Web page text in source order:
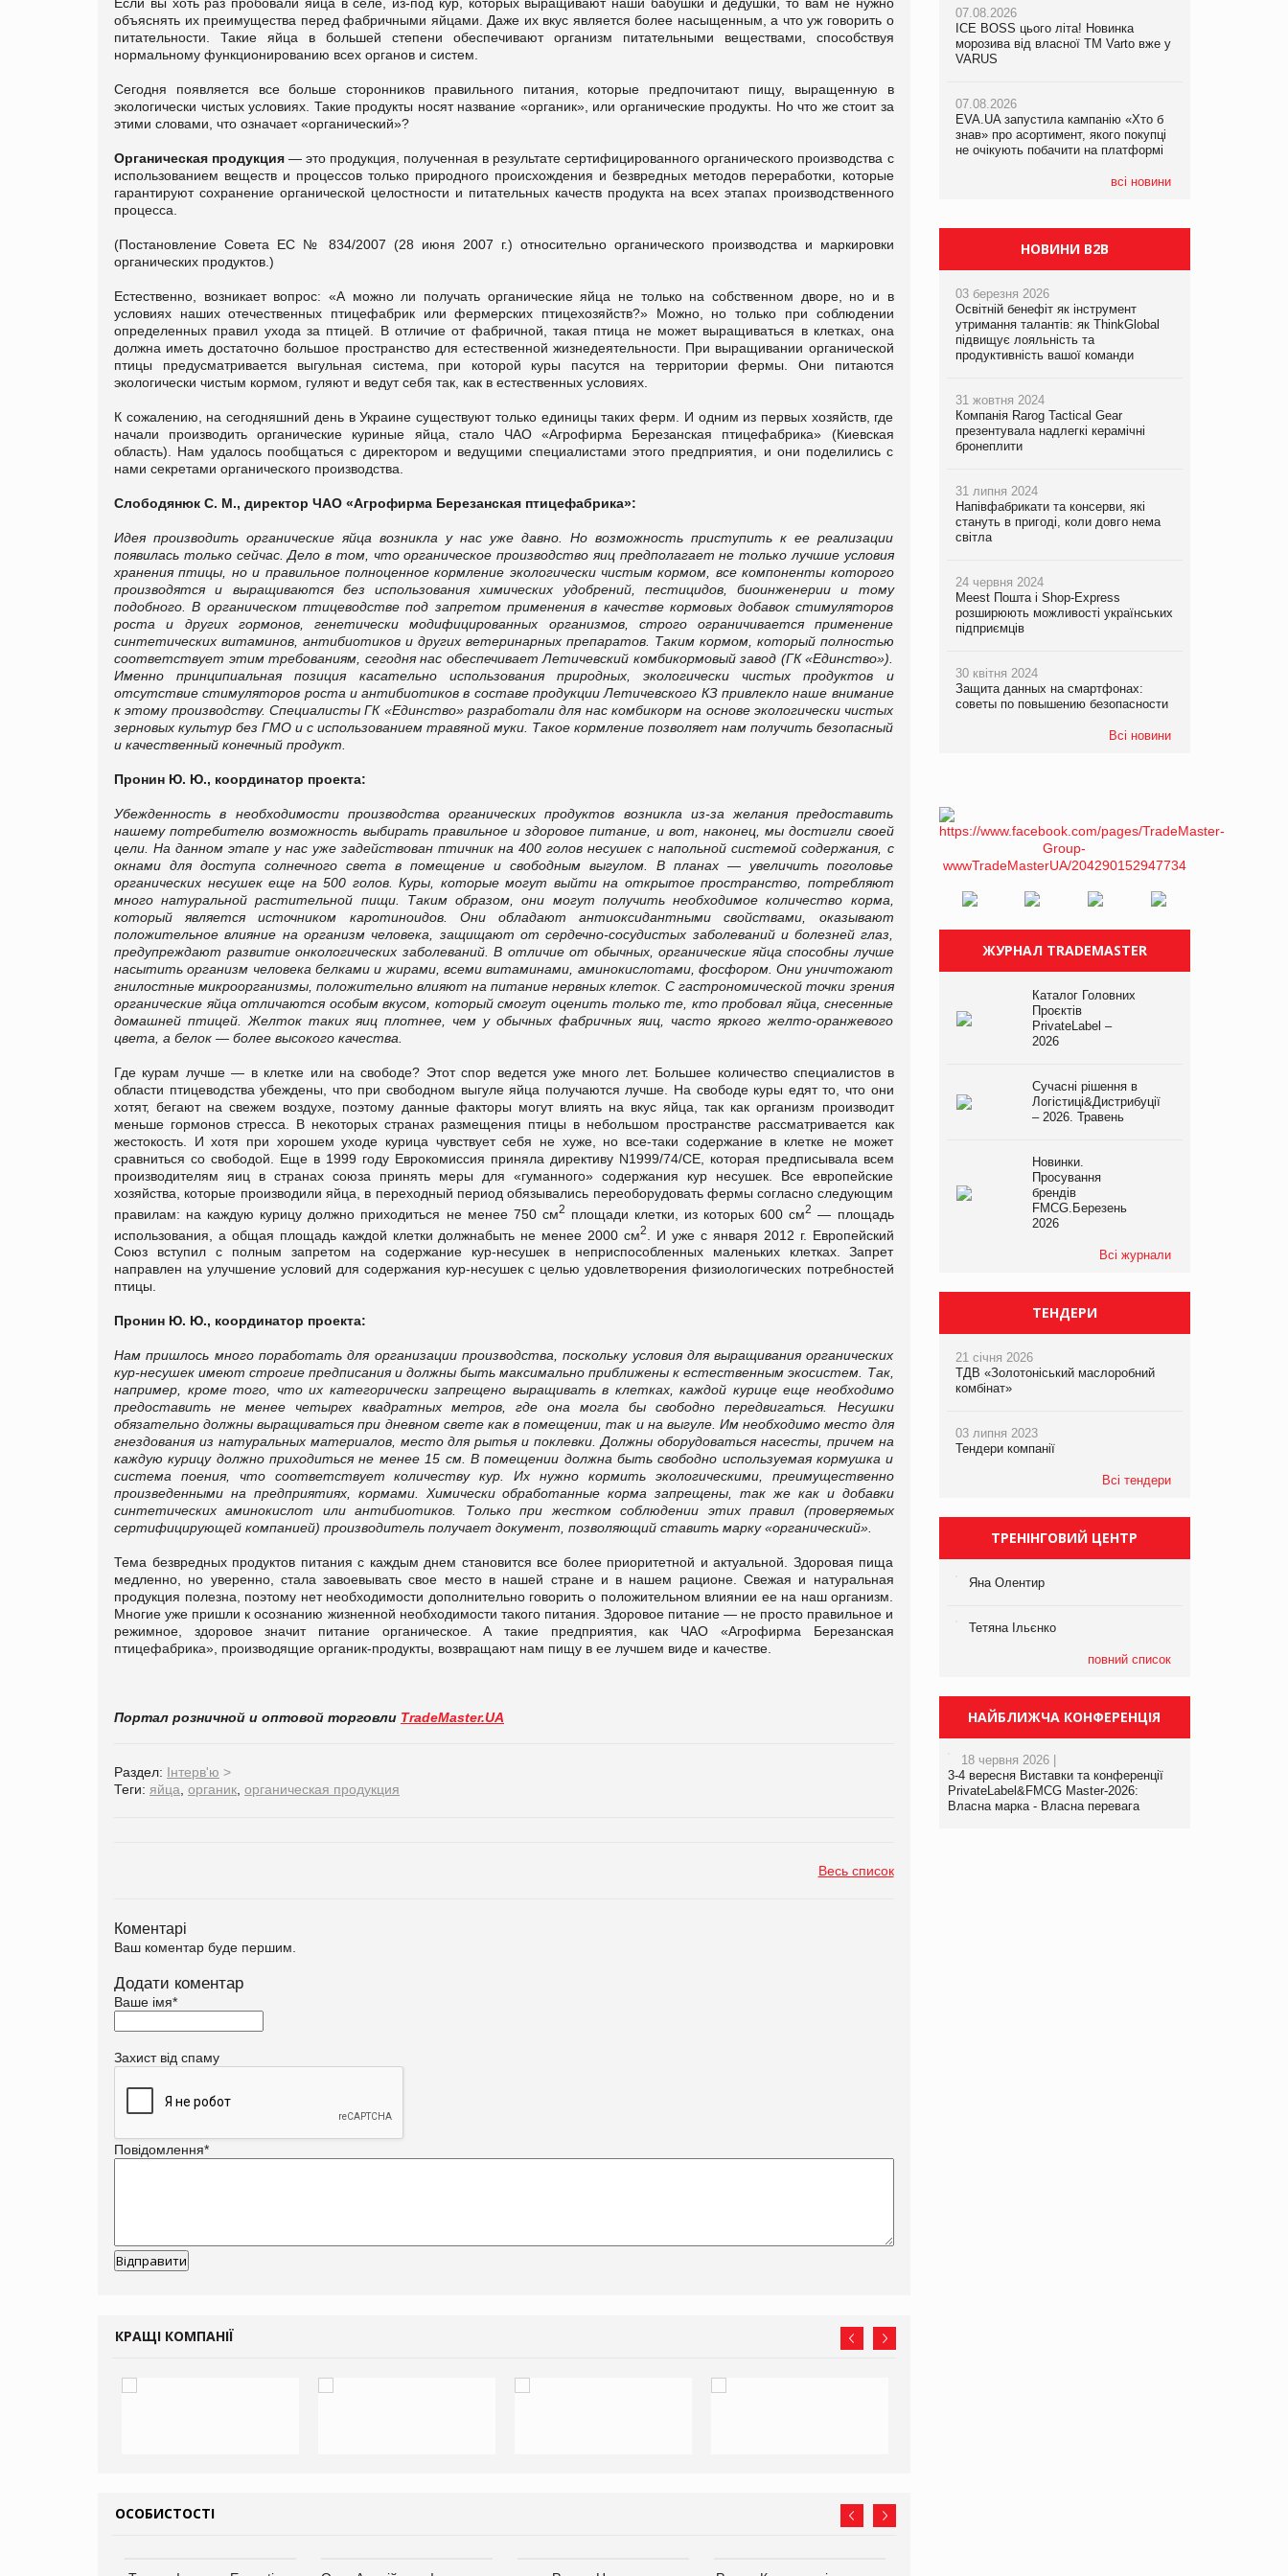
объяснять их преимущества перед фабричными яйцами. Даже их вкус является более насыщенным, а что уж говорить о
питательности. Такие яйца в большей степени обеспечивают организм питательными веществами, способствуя
нормальному функционированию всех органов и систем.
Сегодня появляется все больше сторонников правильного питания, которые предпочитают пищу, выращенную в
экологически чистых условиях. Такие продукты носят название «органик», или органические продукты. Но что же стоит за
этими словами, что означает «органический»?
Органическая продукция — это продукция, полученная в результате сертифицированного органического производства с
использованием веществ и процессов только природного происхождения и безвредных методов переработки, которые
гарантируют сохранение органической целостности и питательных качеств продукта на всех этапах производственного
процесса.
(Постановление Совета ЕС № 834/2007 (28 июня 2007 г.) относительно органического производства и маркировки
органических продуктов.)
Естественно, возникает вопрос: «А можно ли получать органические яйца не только на собственном дворе, но и в
условиях наших отечественных птицефабрик или фермерских птицехозяйств?» Можно, но только при соблюдении
определенных правил ухода за птицей. В отличие от фабричной, такая птица не может выращиваться в клетках, она
должна иметь достаточно большое пространство для естественной жизнедеятельности. При выращивании органической
птицы предусматривается выгульная система, при которой куры пасутся на территории фермы. Они питаются
экологически чистым кормом, гуляют и ведут себя так, как в естественных условиях.
К сожалению, на сегодняшний день в Украине существуют только единицы таких ферм. И одним из первых хозяйств, где
начали производить органические куриные яйца, стало ЧАО «Агрофирма Березанская птицефабрика» (Киевская
область). Нам удалось пообщаться с директором и ведущими специалистами этого предприятия, и они поделились с
нами секретами органического производства.
Слободянюк С. М., директор ЧАО «Агрофирма Березанская птицефабрика»:
Идея производить органические яйца возникла у нас уже давно. Но возможность приступить к ее реализации
появилась только сейчас. Дело в том, что органическое производство яиц предполагает не только лучшие условия
хранения птицы, но и правильное полноценное кормление экологически чистым кормом, все компоненты которого
производятся и выращиваются без использования химических удобрений, пестицидов, биоинженерии и тому
подобного. В органическом птицеводстве под запретом применения в качестве кормовых добавок стимуляторов
роста и других гормонов, генетически модифицированных организмов, строго ограничивается применение
синтетических витаминов, антибиотиков и других ветеринарных препаратов. Таким кормом, который полностью
соответствует этим требованиям, сегодня нас обеспечивает Летичевский комбикормовый завод (ГК «Единство»).
Именно принципиальная позиция касательно использования природных, экологически чистых продуктов и
отсутствие стимуляторов роста и антибиотиков в составе продукции Летичевского КЗ привлекло наше внимание
к этому производству. Специалисты ГК «Единство» разработали для нас комбикорм на основе экологически чистых
зерновых культур без ГМО и с использованием травяной муки. Такое кормление позволяет нам получить безопасный
и качественный конечный продукт.
Пронин Ю. Ю., координатор проекта:
Убежденность в необходимости производства органических продуктов возникла из-за желания предоставить
нашему потребителю возможность выбирать правильное и здоровое питание, и вот, наконец, мы достигли своей
цели. На данном этапе у нас уже задействован птичник на 400 голов несушек с напольной системой содержания, с
окнами для доступа солнечного света в помещение и свободным выгулом. В планах — увеличить поголовье
органических несушек еще на 500 голов. Куры, которые могут выйти на открытое пространство, потребляют
много натуральной растительной пищи. Таким образом, они могут получить необходимое количество корма,
который является источником каротиноидов. Они обладают антиоксидантными свойствами, оказывают
положительное влияние на организм человека, защищают от сердечно-сосудистых заболеваний и болезней глаз,
предупреждают развитие онкологических заболеваний. В отличие от обычных, органические яйца способны лучше
насытить организм человека белками и жирами, всеми витаминами, аминокислотами, фосфором. Они уничтожают
гнилостные микроорганизмы, положительно влияют на питание нервных клеток. С гастрономической точки зрения
органические яйца отличаются особым вкусом, который смогут оценить только те, кто пробовал яйца, снесенные
домашней птицей. Желток таких яиц плотнее, чем у обычных фабричных яиц, часто яркого желто-оранжевого
цвета, а белок — более высокого качества.
Где курам лучше — в клетке или на свободе? Этот спор ведется уже много лет. Большее количество специалистов в
области птицеводства убеждены, что при свободном выгуле яйца получаются лучше. На свободе куры едят то, что они
хотят, бегают на свежем воздухе, поэтому данные факторы могут влиять на вкус яйца, так как организм производит
меньше гормонов стресса. В некоторых странах размещения птицы в небольшом пространстве рассматривается как
жестокость. И хотя при хорошем уходе курица чувствует себя не хуже, но все-таки содержание в клетке не может
сравниться со свободой. Еще в 1999 году Еврокомиссия приняла директиву N1999/74/CE, которая предписывала всем
производителям яиц в странах союза принять меры для «гуманного» содержания кур несушек. Все европейские
хозяйства, которые производили яйца, в переходный период обязывались переоборудовать фермы согласно следующим
правилам: на каждую курицу должно приходиться не менее 750 см2 площади клетки, из которых 600 см2 — площадь
использования, а общая площадь каждой клетки должнабыть не менее 2000 см2
. И уже с января 2012 г. Европейский
Союз вступил с полным запретом на содержание кур-несушек в неприспособленных маленьких клетках. Запрет
направлен на улучшение условий для содержания кур-несушек с целью удовлетворения физиологических потребностей
птицы.
Пронин Ю. Ю., координатор проекта:
Нам пришлось много поработать для организации производства, поскольку условия для выращивания органических
кур-несушек имеют строгие предписания и должны быть максимально приближены к естественным экосистем. Так,
например, кроме того, что их категорически запрещено выращивать в клетках, каждой курице еще необходимо
предоставить не менее четырех квадратных метров, где она могла бы свободно передвигаться. Несушки
обязательно должны выращиваться при дневном свете как в помещении, так и на выгуле. Им необходимо место для
гнездования из натуральных материалов, место для рытья и поклевки. Должны оборудоваться насесты, причем на
каждую курицу должно приходиться не менее 15 см. В помещении должна быть свободно используемая кормушка и
система поения, что соответствует количеству кур. Их нужно кормить экологическими, преимущественно
произведенными на предприятиях, кормами. Химически обработанные корма запрещены, так же как и добавки
синтетических аминокислот или антибиотиков. Только при жестком соблюдении этих правил (проверяемых
сертифицирующей компанией) производитель получает документ, позволяющий ставить марку «органический».
Тема безвредных продуктов питания с каждым днем становится все более приоритетной и актуальной. Здоровая пища
медленно, но уверенно, стала завоевывать свое место в нашей стране и в нашем рационе. Свежая и натуральная
продукция полезна, поэтому нет необходимости дополнительно говорить о положительном влиянии ее на наш организм.
Многие уже пришли к осознанию жизненной необходимости такого питания. Здоровое питание — не просто правильное и
режимное, здоровое значит питание органическое. А такие предприятия, как ЧАО «Агрофирма Березанская
птицефабрика», производящие органик-продукты, возвращают нам пищу в ее лучшем виде и качестве.
Портал розничной и оптовой торговли TradeMaster.UA
Раздел: Інтерв'ю >
Теги: яйца, органик, органическая продукция
Весь список
Коментарі
Ваш коментар буде першим.
Додати коментар
Ваше імя*
Захист від спаму
Повідомлення*
КРАЩІ КОМПАНІЇ
ОСОБИСТОСТІ
07.08.2026
ICE BOSS цього літа! Новинка
морозива від власної ТМ Varto вже у
VARUS
07.08.2026
EVA.UA запустила кампанію «Хто б
знав» про асортимент, якого покупці
не очікують побачити на платформі
всі новини
06.08.2026
Смачна новинка для хвостатих: у
VARUS з’явилися паучі Varto Paw
05.08.2026
Мережа супермаркетів VARUS купує
мережу магазинів формату
компанія налічуватиме 374 магазини
07.08.2026
Франція заборонила рекламні дзвінки
НОВИНИ B2B
03 березня 2026
Освітній бенефіт як інструмент
утримання талантів: як ThinkGlobal
підвищує лояльність та
продуктивність вашої команди
31 жовтня 2024
Компанія Rarog Tactical Gear
презентувала надлегкі керамічні
бронеплити
31 липня 2024
Напівфабрикати та консерви, які
стануть в пригоді, коли довго нема
світла
24 червня 2024
Meest Пошта і Shop-Express
розширюють можливості українських
підприємців
30 квітня 2024
Защита данных на смартфонах:
советы по повышению безопасности
Всі новини
ЖУРНАЛ TRADEMASTER
Каталог Головних
Проєктів
PrivateLabel –
2026
Сучасні рішення в
Логістиці&Дистрибуції
– 2026. Травень
Новинки.
Просування
брендів
FMCG.Березень
2026
Всі журнали
ТЕНДЕРИ
21 січня 2026
ТДВ «Золотоніський маслоробний
комбінат»
03 липня 2023
Тендери компанії
Всі тендери
ТРЕНІНГОВИЙ ЦЕНТР
Яна Олентир
Тетяна Ільєнко
повний список
НАЙБЛИЖЧА КОНФЕРЕНЦІЯ
18 червня 2026 |
3-4 вересня Виставки та конференції
PrivateLabel&FMCG Master-2026:
Власна марка - Власна перевага